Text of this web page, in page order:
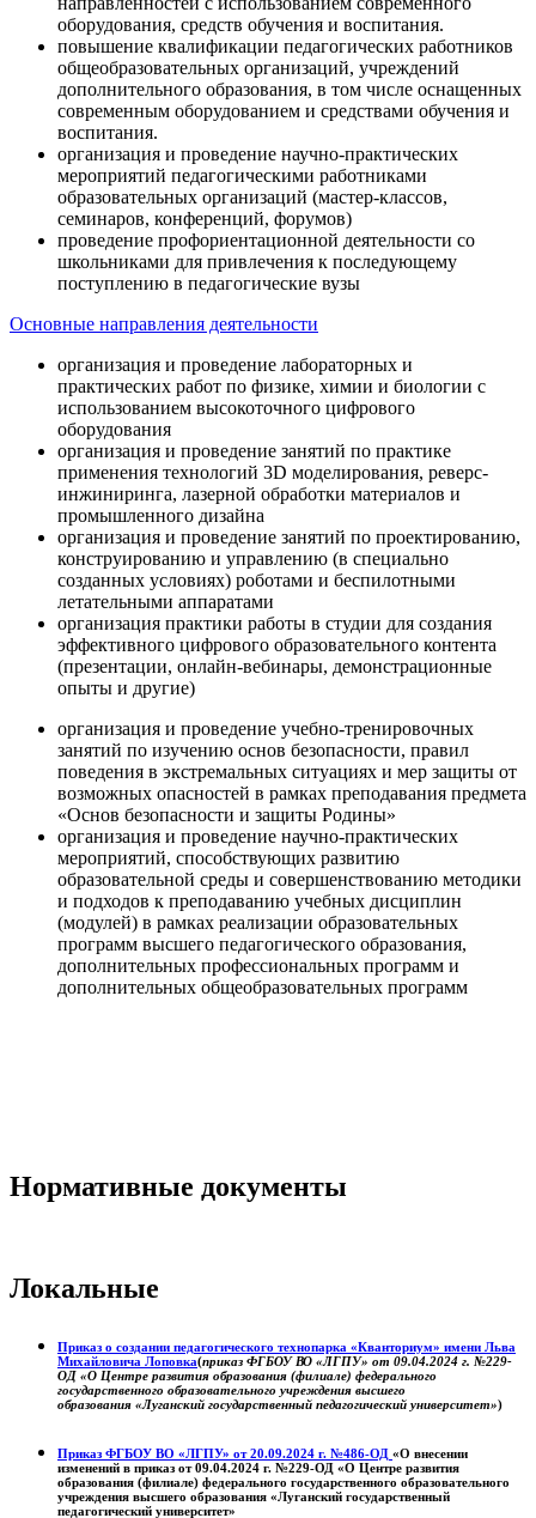
оборудования, средств обучения и воспитания.
повышение квалификации педагогических работников
общеобразовательных организаций, учреждений
дополнительного образования, в том числе оснащенных
современным оборудованием и средствами обучения и
воспитания.
организация и проведение научно-практических
мероприятий педагогическими работниками
образовательных организаций (мастер-классов,
семинаров, конференций, форумов)
проведение профориентационной деятельности со
школьниками для привлечения к последующему
поступлению в педагогические вузы
Основные направления деятельности
организация и проведение лабораторных и
практических работ по физике, химии и биологии с
использованием высокоточного цифрового
оборудования
организация и проведение занятий по практике
применения технологий 3D моделирования, реверс-
инжиниринга, лазерной обработки материалов и
промышленного дизайна
организация и проведение занятий по проектированию,
конструированию и управлению (в специально
созданных условиях) роботами и беспилотными
летательными аппаратами
организация практики работы в студии для создания
эффективного цифрового образовательного контента
(презентации, онлайн-вебинары, демонстрационные
опыты и другие)
организация и проведение учебно-тренировочных
занятий по изучению основ безопасности, правил
поведения в экстремальных ситуациях и мер защиты от
возможных опасностей в рамках преподавания предмета
«Основ безопасности и защиты Родины»
организация и проведение научно-практических
мероприятий, способствующих развитию
образовательной среды и совершенствованию методики
и подходов к преподаванию учебных дисциплин
(модулей) в рамках реализации образовательных
программ высшего педагогического образования,
дополнительных профессиональных программ и
дополнительных общеобразовательных программ
Нормативные документы
Локальные
Приказ о создании педагогического технопарка «Кванториум» имени Льва
Михайловича Лоповка(приказ ФГБОУ ВО «ЛГПУ» от 09.04.2024 г. №229-
ОД «О Центре развития образования (филиале) федерального
государственного образовательного учреждения высшего
образования «Луганский государственный педагогический университет»)
Приказ ФГБОУ ВО «ЛГПУ» от 20.09.2024 г. №486-ОД «О внесении
изменений в приказ от 09.04.2024 г. №229-ОД «О Центре развития
образования (филиале) федерального государственного образовательного
учреждения высшего образования «Луганский государственный
педагогический университет»